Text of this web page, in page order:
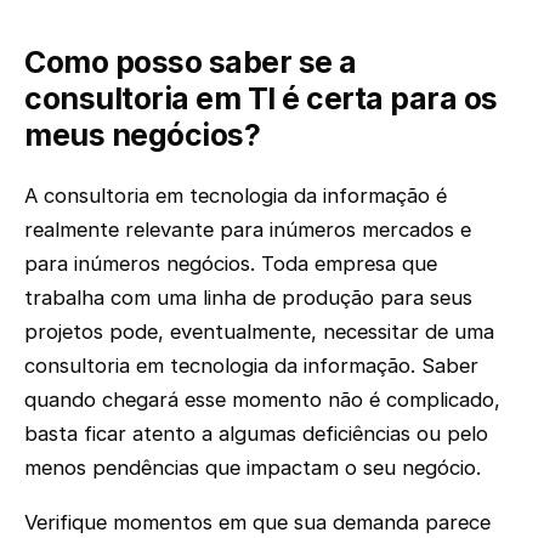
Como posso saber se a
consultoria em TI é certa para os
meus negócios?
A consultoria em tecnologia da informação é
realmente relevante para inúmeros mercados e
para inúmeros negócios. Toda empresa que
trabalha com uma linha de produção para seus
projetos pode, eventualmente, necessitar de uma
consultoria em tecnologia da informação. Saber
quando chegará esse momento não é complicado,
basta ficar atento a algumas deficiências ou pelo
menos pendências que impactam o seu negócio.
Verifique momentos em que sua demanda parece